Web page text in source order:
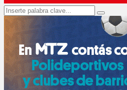
Search
for:
Search